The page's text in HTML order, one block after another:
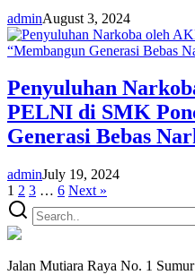
adminAugust 3, 2024
Penyuluhan
PELNI di SMK
Generasi Bebas
adminJuly 19, 2024
1 2 3 … 6 Next »
Jalan Mutiara Raya No. 1